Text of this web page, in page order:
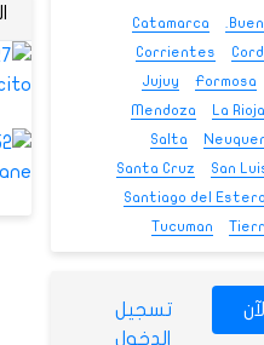
Catamarca
Corrientes
Formosa
Jujuy
La Rioja
Mendoza
Salta
San
Santa Cruz
Santiago del Estero
Tucuman
تسجيل
الدخول